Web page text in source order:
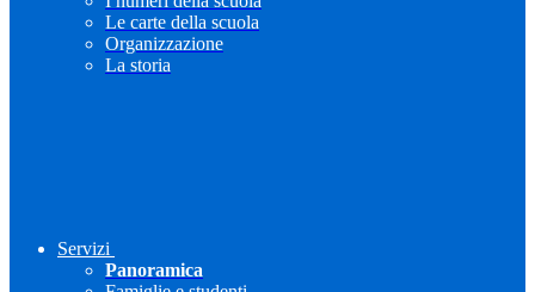
Le carte della scuola
Organizzazione
La storia
Servizi
Panoramica